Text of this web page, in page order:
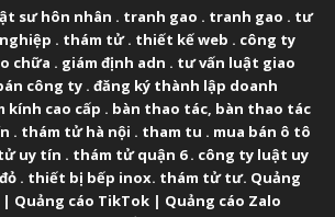
sư hôn nhân . tranh gao . tranh gao . tư
. thám tử. thiết kế web . công ty
chữa . giám định adn . tư vấn luật giao
công ty. đăng ký thành lập doanh
kính cao cấp . bàn thao tác, bàn thao tác
. thám tử hà nội . tham tu . mua bán ô tô
uy tín . thám tử quận 6. công ty luật uy
. thiết bị bếp inox. thám tử tư. Quảng
Quảng cáo TikTok| Quảng cáo Zalo